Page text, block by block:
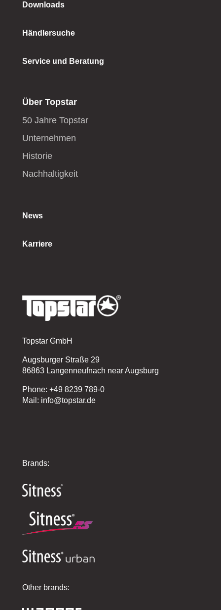
Downloads
Händlersuche
Service und Beratung
Über Topstar
50 Jahre Topstar
Unternehmen
Historie
Nachhaltigkeit
News
Karriere
Topstar GmbH
Augsburger Straße 29
86863 Langenneufnach near Augsburg
Phone: +49 8239 789-0
Mail: info@topstar.de
Brands:
Other brands: